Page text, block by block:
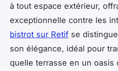
à tout espace extérieur,
exceptionnelle contre les
bistrot sur Retif se
son élégance, idéal pour
quelle terrasse en un oasis